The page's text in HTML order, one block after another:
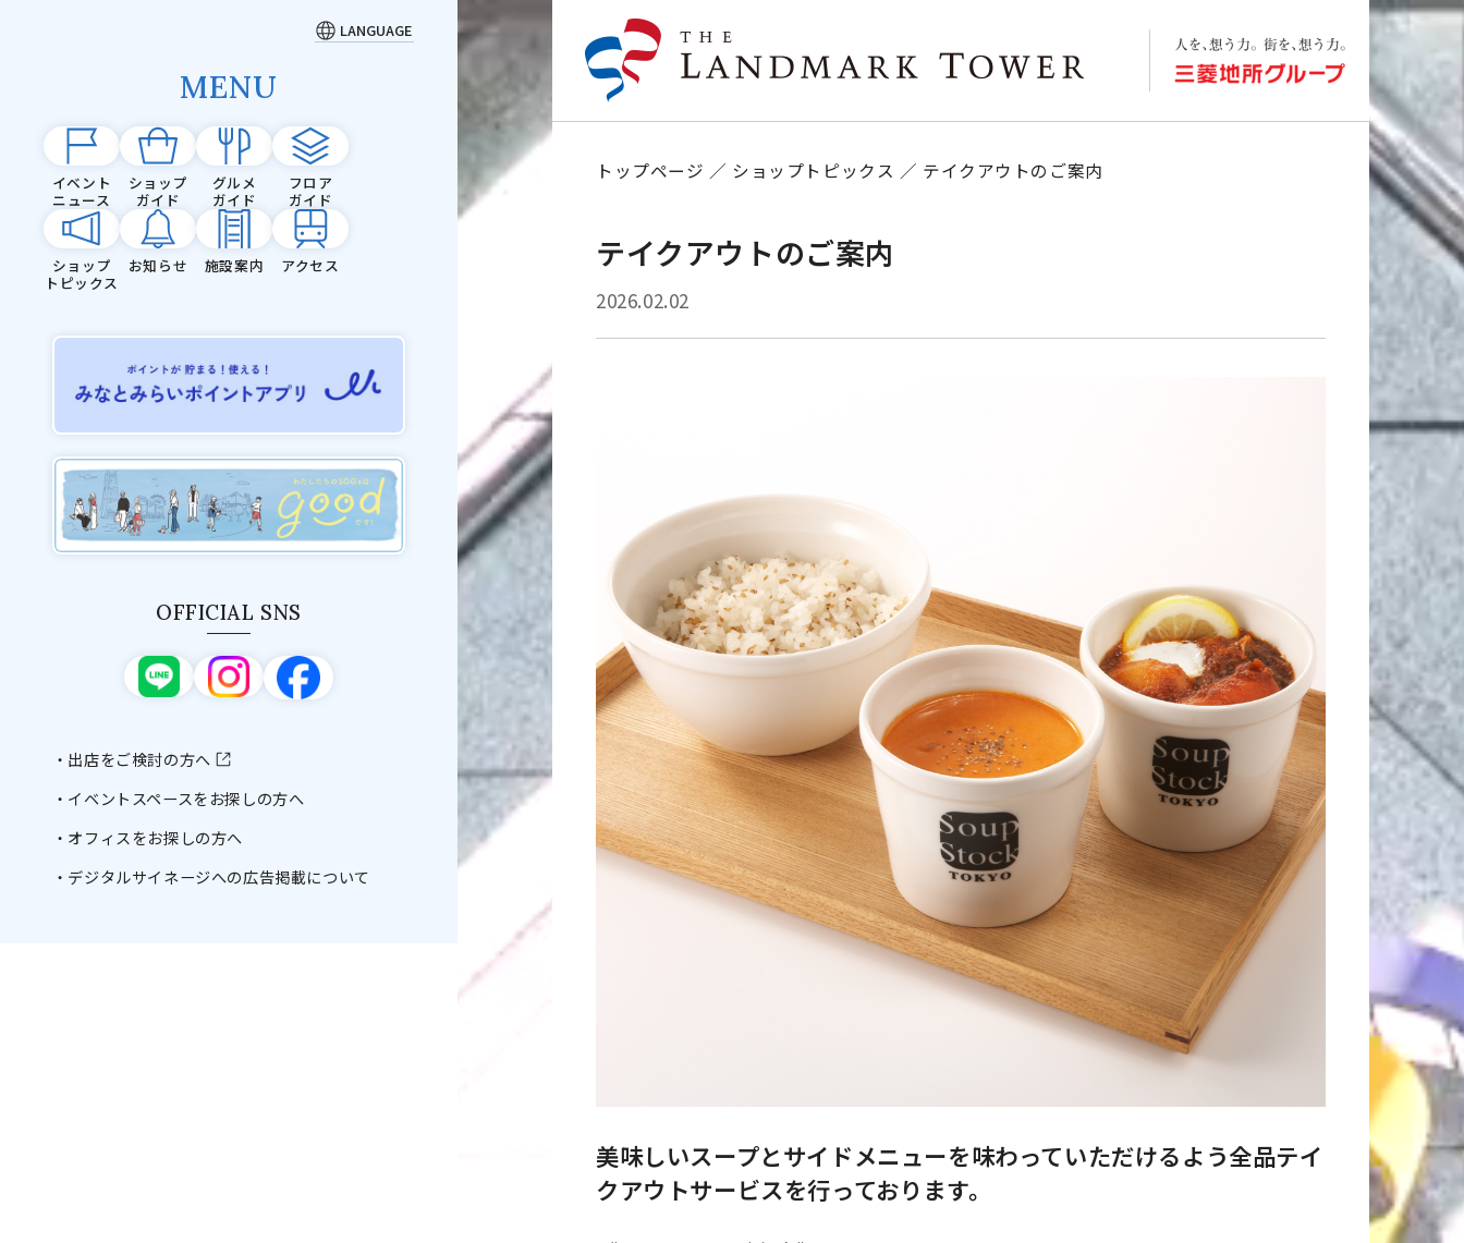
LANGUAGE
MENU
イベント
ニュース
ショップ
ガイド
グルメ
ガイド
フロア
ガイド
ショップ
トピックス
お知らせ 施設案内 アクセス
OFFICIAL SNS
出店をご検討の方へ
イベントスペースをお探しの方へ
オフィスをお探しの方へ
デジタルサイネージへの広告掲載について
トップページ ショップトピックス テイクアウトのご案内
テイクアウトのご案内
2026.02.02
美味しいスープとサイドメニューを味わっていただけるよう全品テイ
クアウトサービスを行っております。